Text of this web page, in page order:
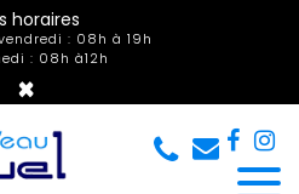
horaires
: 08h à 19h
: 08h à12h
×